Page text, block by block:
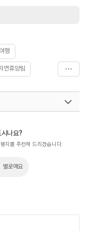
원
원
원
31일
휴일 전일부터 연휴 마지막
일요일부터 목요일까지
행
연휴양림
나요?
지를 추천해 드리겠습니다.
별로예요